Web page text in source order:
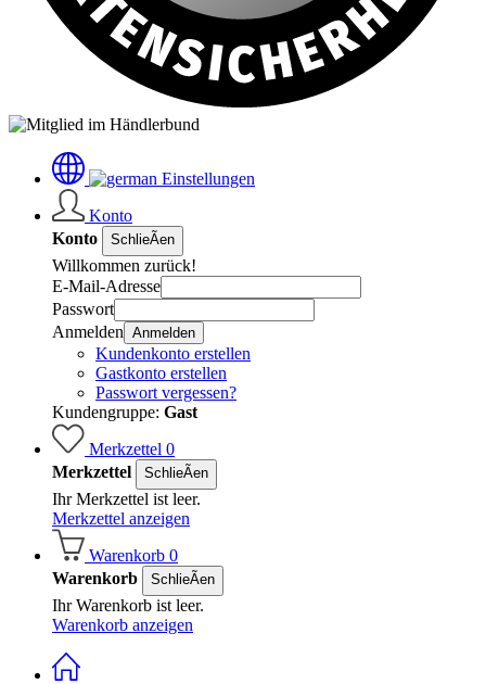
Einstellungen
Konto
Konto
SchlieÃen
Willkommen zurück!
E-Mail-Adresse
Passwort
Anmelden Anmelden
Kundenkonto erstellen
Gastkonto erstellen
Passwort vergessen?
Kundengruppe: Gast
Merkzettel 0
Merkzettel
SchlieÃen
Ihr Merkzettel ist leer.
Merkzettel anzeigen
Warenkorb 0
Warenkorb
SchlieÃen
Ihr Warenkorb ist leer.
Warenkorb anzeigen